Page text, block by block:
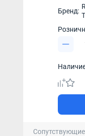
Бренд: